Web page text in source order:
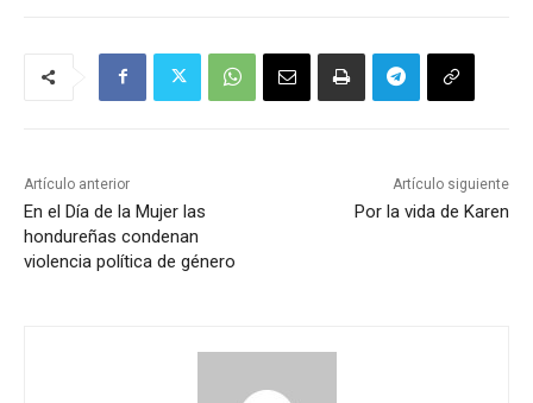
Artículo anterior
En el Día de la Mujer las
hondureñas condenan
violencia política de género
Artículo siguiente
Por la vida de Karen